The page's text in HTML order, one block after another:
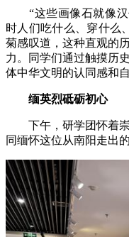
“这些画像石就像汉
时人们吃什么、穿什么
菊感叹道，这种直观的
力。同学们通过触摸历
体中华文明的认同感和自
缅英烈砥砺初心
下午，研学团怀着崇
同缅怀这位从南阳走出